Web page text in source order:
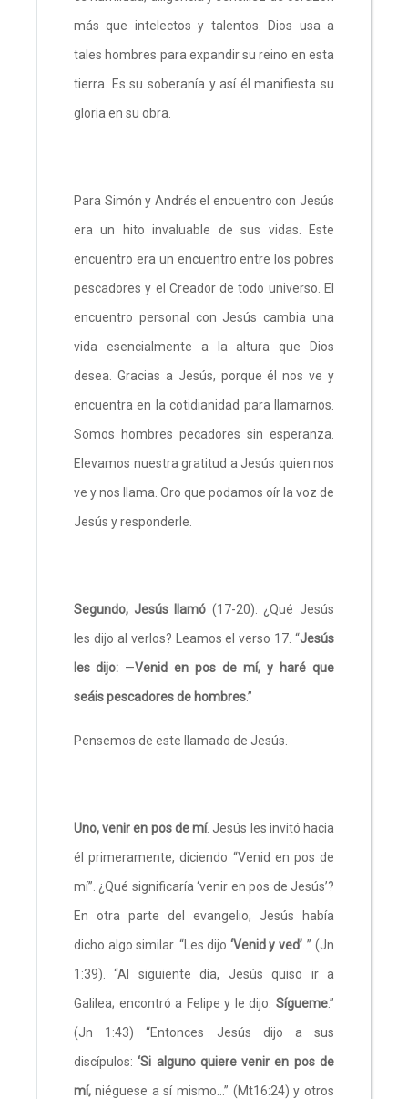
más que intelectos y talentos. Dios usa a
tales hombres para expandir su reino en esta
tierra. Es su soberanía y así él manifiesta su
gloria en su obra.
Para Simón y Andrés el encuentro con Jesús
era un hito invaluable de sus vidas. Este
encuentro era un encuentro entre los pobres
pescadores y el Creador de todo universo. El
encuentro personal con Jesús cambia una
vida esencialmente a la altura que Dios
desea. Gracias a Jesús, porque él nos ve y
encuentra en la cotidianidad para llamarnos.
Somos hombres pecadores sin esperanza.
Elevamos nuestra gratitud a Jesús quien nos
ve y nos llama. Oro que podamos oír la voz de
Jesús y responderle.
Segundo, Jesús llamó (17-20). ¿Qué Jesús
les dijo al verlos? Leamos el verso 17. “Jesús
les dijo: —Venid en pos de mí, y haré que
seáis pescadores de hombres.”
Pensemos de este llamado de Jesús.
Uno, venir en pos de mí. Jesús les invitó hacia
él primeramente, diciendo “Venid en pos de
mí”. ¿Qué significaría ‘venir en pos de Jesús’?
En otra parte del evangelio, Jesús había
dicho algo similar. “Les dijo ‘Venid y ved’ ..” (Jn
1:39). “Al siguiente día, Jesús quiso ir a
Galilea; encontró a Felipe y le dijo: Sígueme.”
(Jn 1:43) “Entonces Jesús dijo a sus
discípulos: ‘Si alguno quiere venir en pos de
mí, niéguese a sí mismo…” (Mt16:24) y otros